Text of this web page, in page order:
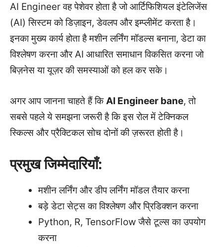
AI Engineer वह पेशेवर होता है जो आर्टिफिशियल इंटेलिजेंस
(AI) सिस्टम को डिज़ाइन, डेवलप और इम्प्लीमेंट करता है।
इनका मुख्य कार्य होता है मशीन लर्निंग मॉडल्स बनाना, डेटा का
विश्लेषण करना और AI आधारित समाधान विकसित करना जो
बिज़नेस या यूज़र की समस्याओं को हल कर सके।
अगर आप जानना चाहते हैं किAI Engineer bane, तो
सबसे पहले ये समझना जरूरी है कि इस रोल में टेक्निकल
स्किल्स और प्रैक्टिकल सोच दोनों की ज़रूरत होती है।
प्रमुख जिम्मेदारियाँ:
मशीन लर्निंग और डीप लर्निंग मॉडल तैयार करना
बड़े डेटा सेट्स का विश्लेषण और प्रिडिक्शन करना
Python, R, TensorFlow जैसे टूल्स का उपयोग
करना